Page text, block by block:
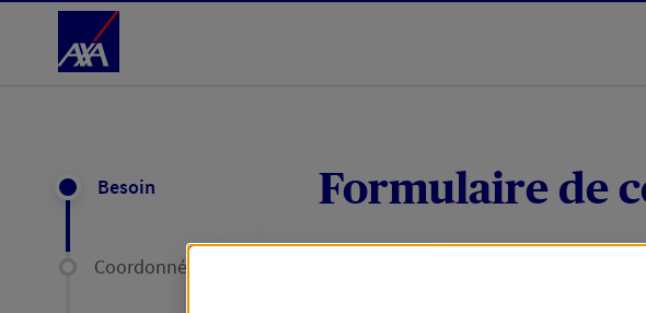
Accéder au Contenu
Besoin
Coordonnées
Formulaire de